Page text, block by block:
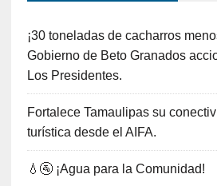
¡30 toneladas de cacharros
Gobierno de Beto Granados
Los Presidentes.
Fortalece Tamaulipas su
turística desde el AIFA.
💧🚰 ¡Agua para la Comunidad!